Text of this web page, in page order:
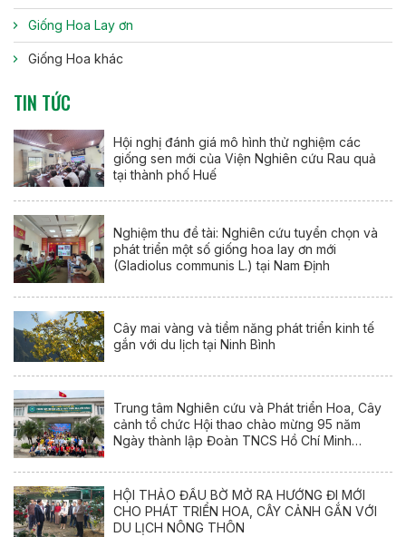
Giống Hoa Lay ơn
Giống Hoa khác
TIN TỨC
Hội nghị đánh giá mô hình thử nghiệm các
giống sen mới của Viện Nghiên cứu Rau quả
tại thành phố Huế
Nghiệm thu đề tài: Nghiên cứu tuyển chọn và
phát triển một số giống hoa lay ơn mới
(Gladiolus communis L.) tại Nam Định
Cây mai vàng và tiềm năng phát triển kinh tế
gắn với du lịch tại Ninh Bình
Trung tâm Nghiên cứu và Phát triển Hoa, Cây
cảnh tổ chức Hội thao chào mừng 95 năm
Ngày thành lập Đoàn TNCS Hồ Chí Minh
HỘI THẢO ĐẦU BỜ MỞ RA HƯỚNG ĐI MỚI
CHO PHÁT TRIỂN HOA, CÂY CẢNH GẮN VỚI
DU LỊCH NÔNG THÔN